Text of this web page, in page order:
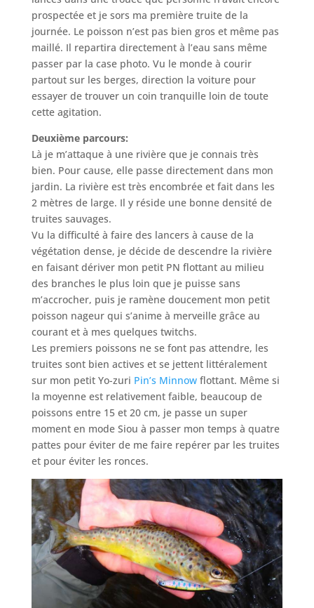
prospectée et je sors ma première truite de la
journée. Le poisson n’est pas bien gros et même pas
maillé. Il repartira directement à l’eau sans même
passer par la case photo. Vu le monde à courir
partout sur les berges, direction la voiture pour
essayer de trouver un coin tranquille loin de toute
cette agitation.
Deuxième parcours:
Là je m’attaque à une rivière que je connais très
bien. Pour cause, elle passe directement dans mon
jardin. La rivière est très encombrée et fait dans les
2 mètres de large. Il y réside une bonne densité de
truites sauvages.
Vu la difficulté à faire des lancers à cause de la
végétation dense, je décide de descendre la rivière
en faisant dériver mon petit PN flottant au milieu
des branches le plus loin que je puisse sans
m’accrocher, puis je ramène doucement mon petit
poisson nageur qui s’anime à merveille grâce au
courant et à mes quelques twitchs.
Les premiers poissons ne se font pas attendre, les
truites sont bien actives et se jettent littéralement
sur mon petit Yo-zuri Pin’s Minnowflottant. Même si
la moyenne est relativement faible, beaucoup de
poissons entre 15 et 20 cm, je passe un super
moment en mode Siou à passer mon temps à quatre
pattes pour éviter de me faire repérer par les truites
et pour éviter les ronces.